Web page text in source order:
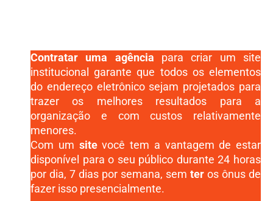
Contratar uma agência para criar um site
institucional garante que todos os elementos
do endereço eletrônico sejam projetados para
trazer os melhores resultados para a
organização e com custos relativamente
menores.
Com um sitevocê tem a vantagem de estar
disponível para o seu público durante 24 horas
por dia, 7 dias por semana, sem ter os ônus de
fazer isso presencialmente.